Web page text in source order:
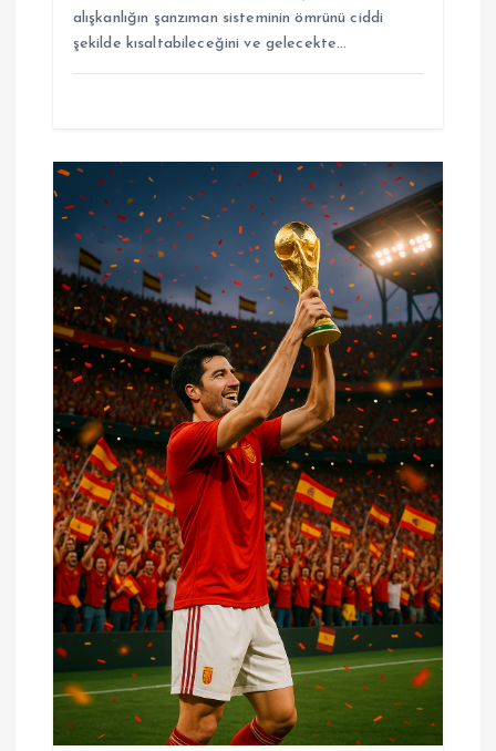
alışkanlığın şanzıman sisteminin ömrünü ciddi
şekilde kısaltabileceğini ve gelecekte…